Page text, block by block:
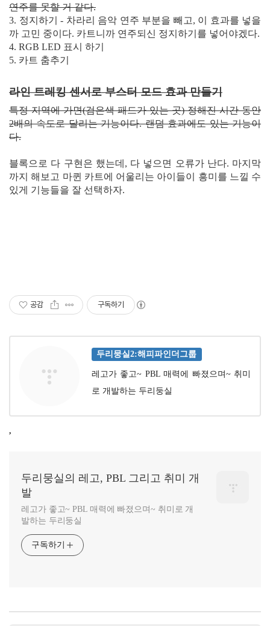
연주를 못할 거 같다.
3. 정지하기 - 차라리 음악 연주 부분을 빼고, 이 효과를 넣을
까 고민 중이다. 카트니까 연주되신 정지하기를 넣어야겠다.
4. RGB LED 표시 하기
5. 카트 춤추기
라인 트레킹 센서로 부스터 모드 효과 만들기
특정 지역에 가면(검은색 패드가 있는 곳) 정해진 시간 동안
2배의 속도로 달리는 기능이다. 랜덤 효과에도 있는 기능이
다.
블록으로 다 구현은 했는데, 다 넣으면 오류가 난다. 마지막
까지 해보고 마퀸 카트에 어울리는 아이들이 흥미를 느낄 수
있게 기능들을 잘 선택하자.
공감 구독하기
두리뭉실2:해피파인더그룹
레고가 좋고~ PBL 매력에 빠졌으며~ 취미
로 개발하는 두리둥실
,
두리뭉실의 레고, PBL 그리고 취미 개
발
레고가 좋고~ PBL 매력에 빠졌으며~ 취미로 개
발하는 두리둥실
구독하기